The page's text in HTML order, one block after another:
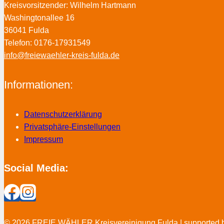
Kreisvorsitzender: Wilhelm Hartmann
Washingtonallee 16
36041 Fulda
Telefon: 0176-17931549
info@freiewaehler-kreis-fulda.de
Informationen:
Datenschutzerklärung
Privatsphäre-Einstellungen
Impressum
Social Media: